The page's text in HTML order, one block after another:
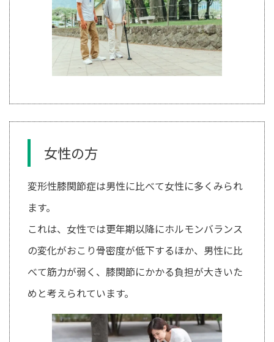
女性の方
変形性膝関節症は男性に比べて女性に多くみられ
ます。
これは、女性では更年期以降にホルモンバランス
の変化がおこり骨密度が低下するほか、男性に比
べて筋力が弱く、膝関節にかかる負担が大きいた
めと考えられています。